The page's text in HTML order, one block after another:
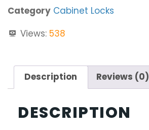
Category Cabinet Locks
Views: 538
Description Reviews (0)
DESCRIPTION